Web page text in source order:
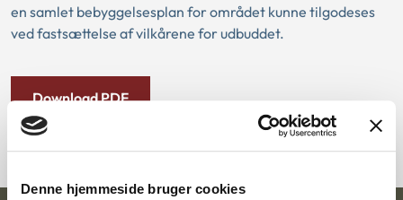
Denne hjemmeside bruger cookies
en samlet bebyggelsesplan for området kunne tilgodeses
ved fastsættelse af vilkårene for udbuddet.
Download PDF